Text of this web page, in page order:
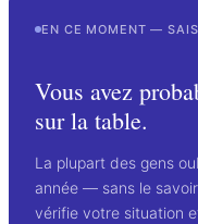
EN CE MOMENT —
Vous avez
sur la table.
La plupart des gens
année — sans le
vérifie votre situation